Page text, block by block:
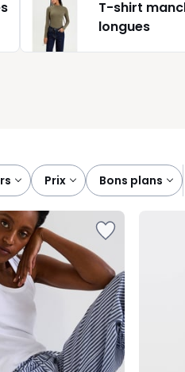
T-shirt
longues
prix bons plans